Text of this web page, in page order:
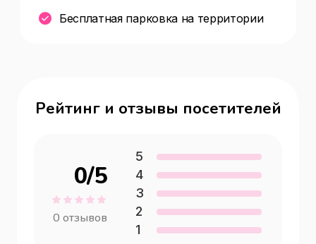
Бесплатная парковка на территории
Рейтинг и отзывы посетителей
0/5
0 отзывов
5
4
3
2
1